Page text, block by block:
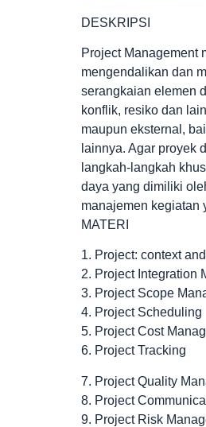
DESKRIPSI
Project Management
mengendalikan dan
serangkaian elemen
konflik, resiko dan
maupun eksternal,
lainnya. Agar proyek
langkah-langkah
daya yang dimiliki
manajemen kegiatan
MATERI
1. Project: context
2. Project Integration
3. Project Scope
4. Project Scheduling
5. Project Cost
6. Project Tracking
7. Project Quality
8. Project
9. Project Risk